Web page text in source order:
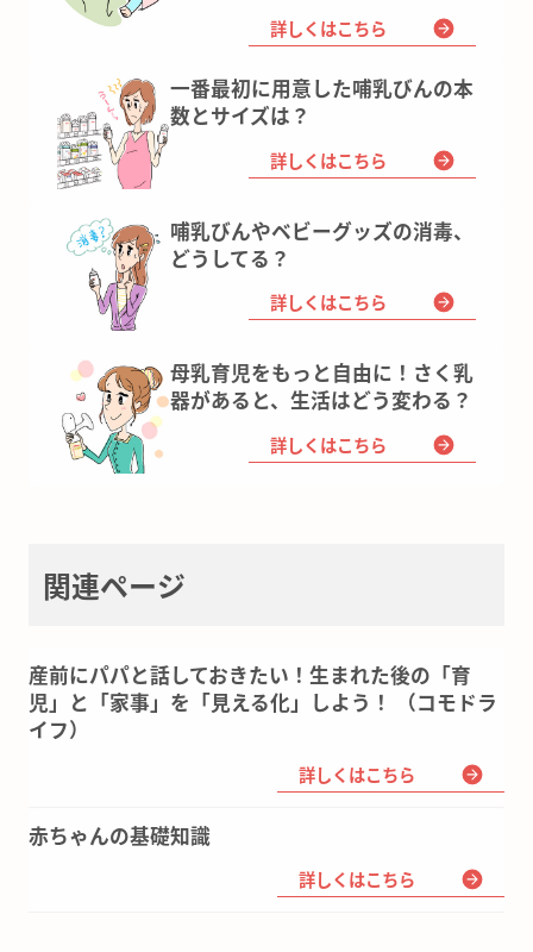
詳しくはこちら
一番最初に用意した哺乳びんの本
数とサイズは？
詳しくはこちら
哺乳びんやベビーグッズの消毒、
どうしてる？
詳しくはこちら
母乳育児をもっと自由に！さく乳
器があると、生活はどう変わる？
詳しくはこちら
関連ページ
産前にパパと話しておきたい！生まれた後の「育
児」と「家事」を「見える化」しよう！ （コモドラ
イフ）
詳しくはこちら
赤ちゃんの基礎知識
詳しくはこちら